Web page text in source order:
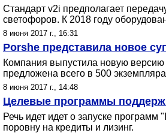
Стандарт v2i предполагает
светофоров. К 2018 году
8 июня 2017 г., 16:31
Porshe представила новое
Компания выпустила новую
предложена всего в 500
8 июня 2017 г., 14:48
Целевые программы
Речь идет идет о запуске
поровну на кредиты и лизинг.